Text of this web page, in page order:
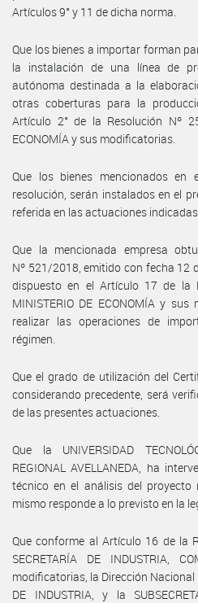
Artículos 9° y 11 de dicha norma.
Que los bienes a importar forman
la instalación de una línea de
autónoma destinada a la
otras coberturas para la
Artículo 2° de la Resolución Nº
ECONOMÍA y sus modificatorias.
Que los bienes mencionados
resolución, serán instalados en el
referida en las actuaciones indicadas
Que la mencionada empresa
Nº 521/2018, emitido con fecha 12
dispuesto en el Artículo 17 de la
MINISTERIO DE ECONOMÍA y
realizar las operaciones de
régimen.
Que el grado de utilización del
considerando precedente, será
de las presentes actuaciones.
Que la UNIVERSIDAD
REGIONAL AVELLANEDA, ha
técnico en el análisis del proyecto
mismo responde a lo previsto en la
Que conforme al Artículo 16 de la
SECRETARÍA DE INDUSTRIA,
modificatorias, la Dirección Nacional
DE INDUSTRIA, y la